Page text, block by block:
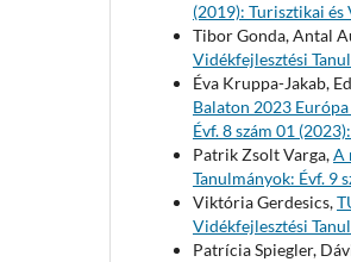
(2019): Turisztikai
Tibor Gonda, Antal
Vidékfejlesztési
Éva Kruppa-Jakab,
Balaton 2023
Évf. 8 szám 01
Patrik Zsolt Varga,A
Tanulmányok: Évf. 9
Viktória Gerdesics,
Vidékfejlesztési
Patrícia Spiegler,